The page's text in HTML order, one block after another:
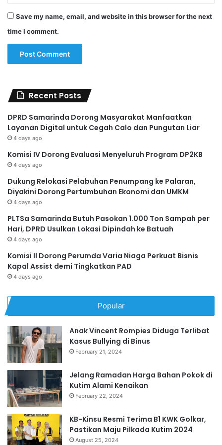
Save my name, email, and website in this browser for the next
time I comment.
Recent Posts
DPRD Samarinda Dorong Masyarakat Manfaatkan
Layanan Digital untuk Cegah Calo dan Pungutan Liar
4 days ago
Komisi IV Dorong Evaluasi Menyeluruh Program DP2KB
4 days ago
Dukung Relokasi Pelabuhan Penumpang ke Palaran,
Diyakini Dorong Pertumbuhan Ekonomi dan UMKM
4 days ago
PLTSa Samarinda Butuh Pasokan 1.000 Ton Sampah per
Hari, DPRD Usulkan Lokasi Dipindah ke Batuah
4 days ago
Komisi II Dorong Perumda Varia Niaga Perkuat Bisnis
Kapal Assist demi Tingkatkan PAD
4 days ago
Popular
Anak Vincent Rompies Diduga Terlibat
Kasus Bullying di Binus
February 21, 2024
Jelang Ramadan Harga Bahan Pokok di
Kutim Alami Kenaikan
February 22, 2024
KB-Kinsu Resmi Terima B1 KWK Golkar,
Pastikan Maju Pilkada Kutim 2024
August 25, 2024